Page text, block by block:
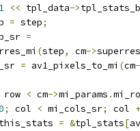
1 << tpl_data->
= step;
=
(step, cm->
= av1_pixels_to_mi (cm
row < cm->mi_params .
; col < mi_cols_sr; col
this_stats = &tpl_stats[